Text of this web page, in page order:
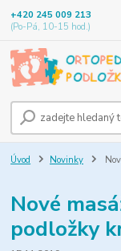
+420 245 009 213
(Po-Pá, 10-15 hod.)
Úvod Novinky
Nové
podložky